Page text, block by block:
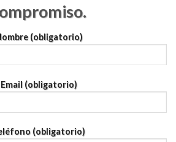
(obligatorio)
Email (obligatorio)
(obligatorio)